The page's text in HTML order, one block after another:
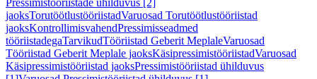
Pressimistööriistade ühilduvus [2]
jaoksTorutöötlustööriistadVaruosad Torutöötlustööriistad
jaoksKontrollimisvahendPressimisseadmed
tööriistadegaTarvikudTööriistad Geberit MeplaleVaruosad
Tööriistad Geberit Meplale jaoksKäsipressimistööriistadVaruosad
Käsipressimistööriistad jaoksPressimistööriistad ühilduvus